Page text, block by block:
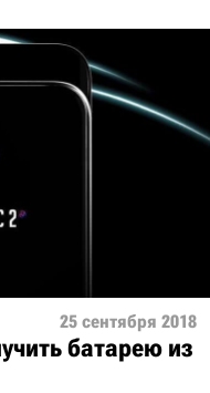
25 сентября 2018
батарею из